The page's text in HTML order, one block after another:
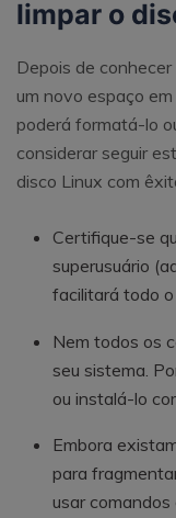
limpar o
Depois de
um novo espaço
poderá formatá-lo
considerar seguir
disco Linux com
Certifique-se
superusuário
facilitará todo
Nem todos os
seu sistema.
ou instalá-lo
Embora
para
usar